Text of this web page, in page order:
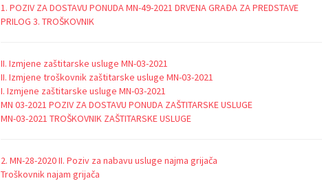
1. POZIV ZA DOSTAVU PONUDA MN-49-2021 DRVENA GRAĐA ZA PREDSTAVE
PRILOG 3. TROŠKOVNIK
II. Izmjene zaštitarske usluge MN-03-2021
II. Izmjene troškovnik zaštitarske usluge MN-03-2021
I. Izmjene zaštitarske usluge MN-03-2021
MN 03-2021 POZIV ZA DOSTAVU PONUDA ZAŠTITARSKE USLUGE
MN-03-2021 TROŠKOVNIK ZAŠTITARSKE USLUGE
2. MN-28-2020 II. Poziv za nabavu usluge najma grijača
Troškovnik najam grijača